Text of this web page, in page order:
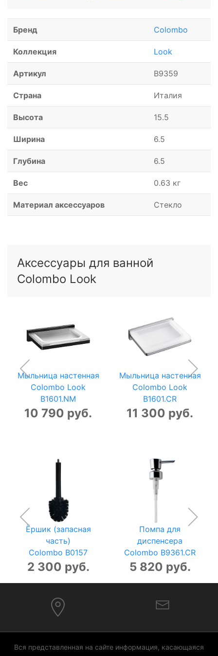
Бренд Colombo
Коллекция Look
Артикул B9359
Страна Италия
Высота 15.5
Ширина 6.5
Глубина 6.5
Вес 0.63 кг
Материал аксессуаров Стекло
Аксессуары для ванной
Colombo Look
Мыльница настенная
Colombo Look
B1601.NM
10 790 руб.
Мыльница настенная
Colombo Look
B1601.CR
11 300 руб.
Ёршик (запасная
часть)
Colombo B0157
2 300 руб.
Помпа для
диспенсера
Colombo B9361.CR
5 820 руб.
Вся представленная на сайте информация, касающаяся